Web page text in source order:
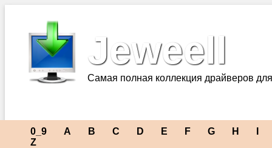
Jeweell
Самая полная коллекция драйверов
0_9 A B C D E F G H
Z